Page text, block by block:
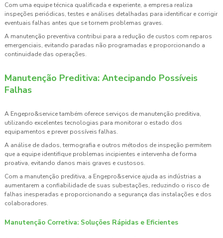
Com uma equipe técnica qualificada e experiente, a empresa realiza
inspeções periódicas, testes e análises detalhadas para identificar e corrigir
eventuais falhas antes que se tornem problemas graves.
A manutenção preventiva contribui para a redução de custos com reparos
emergenciais, evitando paradas não programadas e proporcionando a
continuidade das operações.
Manutenção Preditiva: Antecipando Possíveis
Falhas
A Engepro&service também oferece serviços de manutenção preditiva,
utilizando excelentes tecnologias para monitorar o estado dos
equipamentos e prever possíveis falhas.
A análise de dados, termografia e outros métodos de inspeção permitem
que a equipe identifique problemas incipientes e intervenha de forma
proativa, evitando danos mais graves e custosos.
Com a manutenção preditiva, a Engepro&service ajuda as indústrias a
aumentarem a confiabilidade de suas subestações, reduzindo o risco de
falhas inesperadas e proporcionando a segurança das instalações e dos
colaboradores.
Manutenção Corretiva: Soluções Rápidas e Eficientes